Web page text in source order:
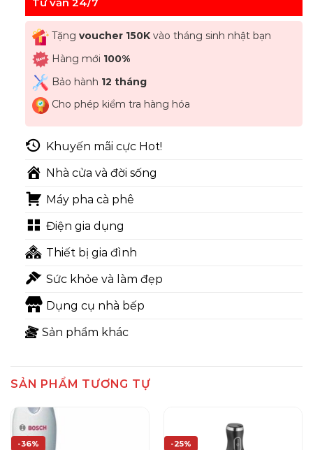
Tặng voucher 150Kvào tháng sinh nhật bạn
Hàng mới 100%
Bảo hành 12 tháng
Cho phép kiểm tra hàng hóa
Khuyến mãi cực Hot!
Nhà cửa và đời sống
Máy pha cà phê
Điện gia dụng
Thiết bị gia đình
Sức khỏe và làm đẹp
Dụng cụ nhà bếp
Sản phẩm khác
SẢN PHẨM TƯƠNG TỰ
-36% -25%